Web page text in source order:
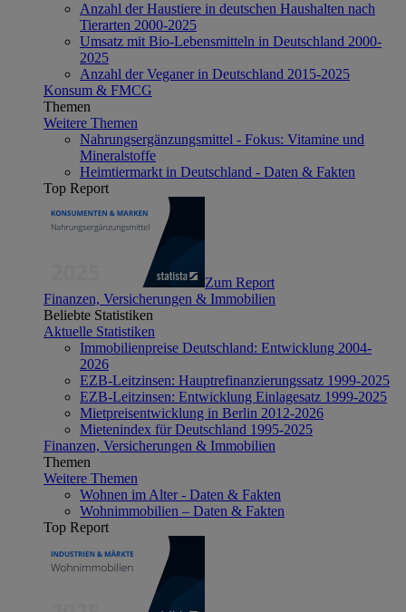
Anzahl der Haustiere in deutschen Haushalten nach
Tierarten 2000-2025
Umsatz mit Bio-Lebensmitteln in Deutschland 2000-
2025
Anzahl der Veganer in Deutschland 2015-2025
Konsum & FMCG
Themen
Weitere Themen
Nahrungsergänzungsmittel - Fokus: Vitamine und
Mineralstoffe
Heimtiermarkt in Deutschland - Daten & Fakten
Top Report
Zum Report
Finanzen, Versicherungen & Immobilien
Beliebte Statistiken
Aktuelle Statistiken
Immobilienpreise Deutschland: Entwicklung 2004-
2026
EZB-Leitzinsen: Hauptrefinanzierungssatz 1999-2025
EZB-Leitzinsen: Entwicklung Einlagesatz 1999-2025
Mietpreisentwicklung in Berlin 2012-2026
Mietenindex für Deutschland 1995-2025
Finanzen, Versicherungen & Immobilien
Themen
Weitere Themen
Wohnen im Alter - Daten & Fakten
Wohnimmobilien – Daten & Fakten
Top Report